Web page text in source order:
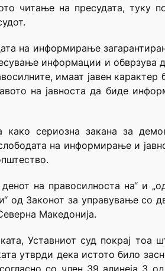
читање на пресудата, туку
на информирање
информации и обврзува
имаат јавен карактер
на јавноста да биде
како сериозна закана за
на информирање и
на правосилноста на“ и
од Законот за управување со
Македонија.
Уставниот суд покрај тоа
утврди дека истото било